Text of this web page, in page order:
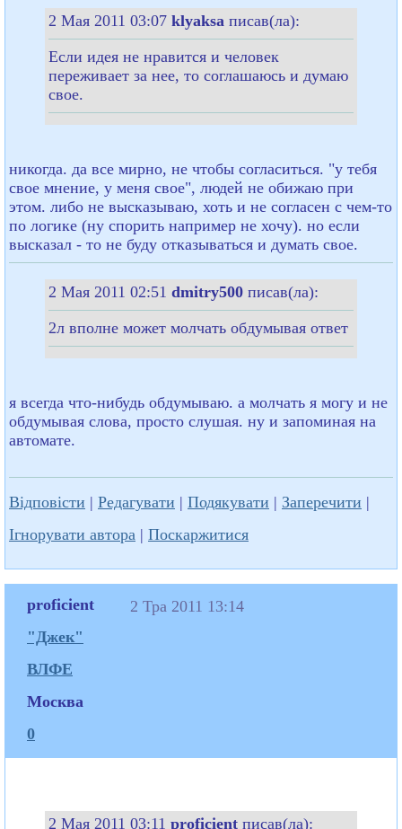
2 Мая 2011 03:07 klyaksa писав(ла):
Если идея не нравится и человек
переживает за нее, то соглашаюсь и думаю
свое.
никогда. да все мирно, не чтобы согласиться. "у тебя
свое мнение, у меня свое", людей не обижаю при
этом. либо не высказываю, хоть и не согласен с чем-то
по логике (ну спорить например не хочу). но если
высказал - то не буду отказываться и думать свое.
2 Мая 2011 02:51 dmitry500 писав(ла):
2л вполне может молчать обдумывая ответ
я всегда что-нибудь обдумываю. а молчать я могу и не
обдумывая слова, просто слушая. ну и запоминая на
автомате.
Відповісти | Редагувати | Подякувати | Заперечити |
Ігнорувати автора | Поскаржитися
proficient
"Джек"
ВЛФЕ
Москва
0
2 Тра 2011 13:14
2 Мая 2011 03:11 proficient писав(ла):